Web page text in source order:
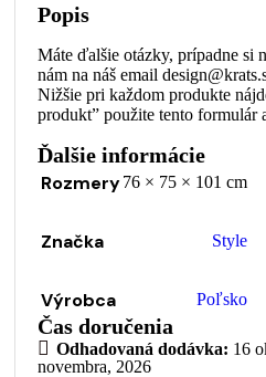
Popis
Máte ďalšie otázky, prípadne si
nám na náš email
Nižšie pri každom produkte
produkt” použite tento formulár
Ďalšie informácie
Rozmery76 × 75 × 101 cm
Značka Style
Výrobca Poľsko
Čas doručenia
Odhadovaná dodávka: 16
novembra, 2026